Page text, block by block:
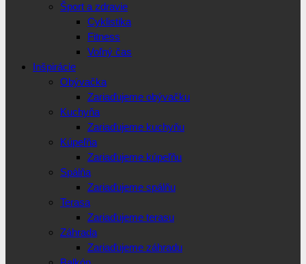
Šport a zdravie
Cyklistika
Fitness
Voľný čas
Inšpirácie
Obývačka
Zariaďujeme obývačku
Kuchyňa
Zariaďujeme kuchyňu
Kúpeľňa
Zariaďujeme kúpeľňu
Spálňa
Zariaďujeme spálňu
Terasa
Zariaďujeme terasu
Záhrada
Zariaďujeme záhradu